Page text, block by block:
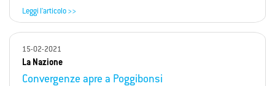
Leggi l'articolo >>
15-02-2021
La Nazione
Convergenze apre a Poggibonsi